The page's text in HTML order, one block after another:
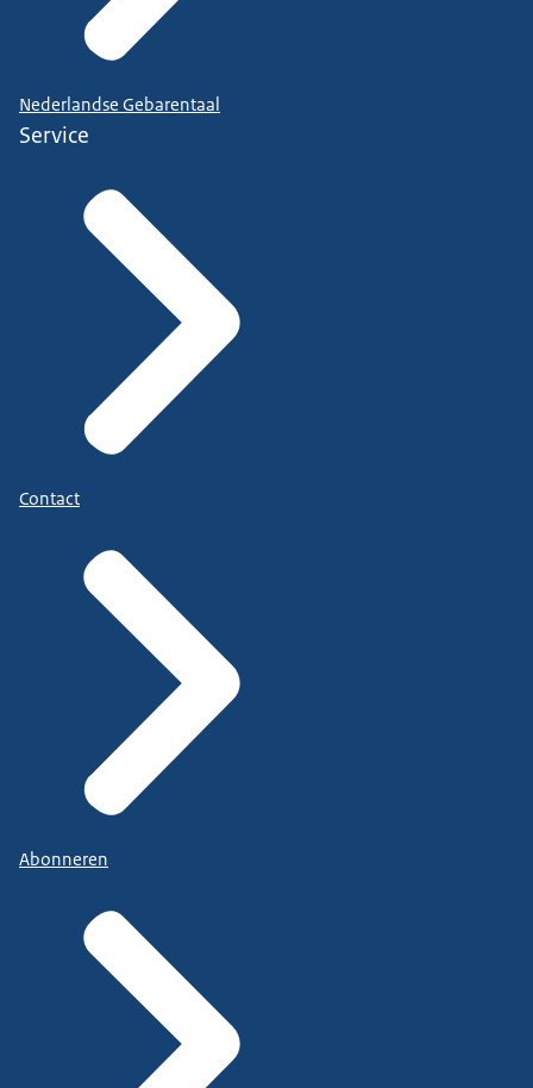
Nederlandse Gebarentaal
Service
Contact
Abonneren